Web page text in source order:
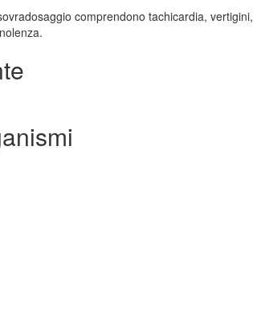
comprendono tachicardia, vertigini,